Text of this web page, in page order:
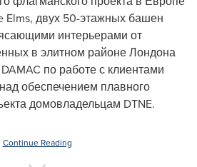
Elms, двух 50-этажных башен
интерьерами от
в элитном районе Лондона
по работе с клиентами
обеспечением плавного
домовладельцам DTNE.
Continue Reading